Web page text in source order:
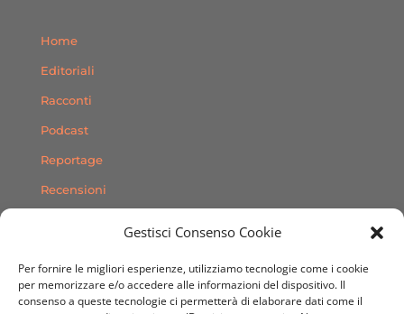
Gestisci Consenso Cookie
Per fornire le migliori esperienze, utilizziamo tecnologie come i cookie
per memorizzare e/o accedere alle informazioni del dispositivo. Il
consenso a queste tecnologie ci permetterà di elaborare dati come il
Home
Editoriali
Racconti
Podcast
Reportage
Recensioni
Contatti